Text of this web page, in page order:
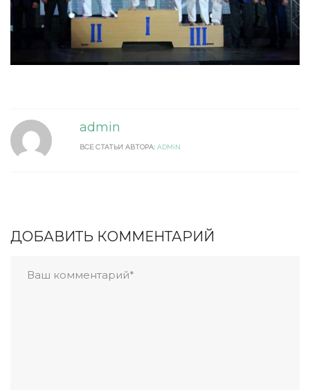
admin
ВСЕ СТАТЬИ АВТОРА: ADMIN
ДОБАВИТЬ КОММЕНТАРИЙ